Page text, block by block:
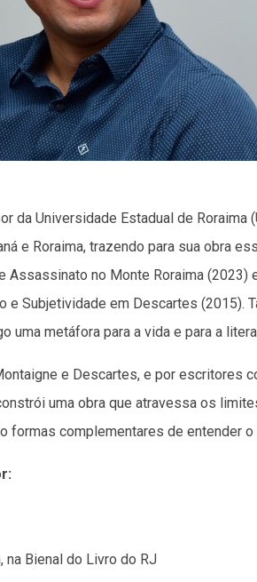
da Universidade Estadual de Roraima
e Roraima, trazendo para sua obra
Assassinato no Monte Roraima (2023)
Subjetividade em Descartes (2015).
uma metáfora para a vida e para a
e Descartes, e por escritores
uma obra que atravessa os
formas complementares de entender o
na Bienal do Livro do RJ